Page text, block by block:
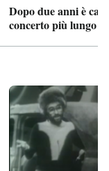
Dopo due anni è
concerto più lungo